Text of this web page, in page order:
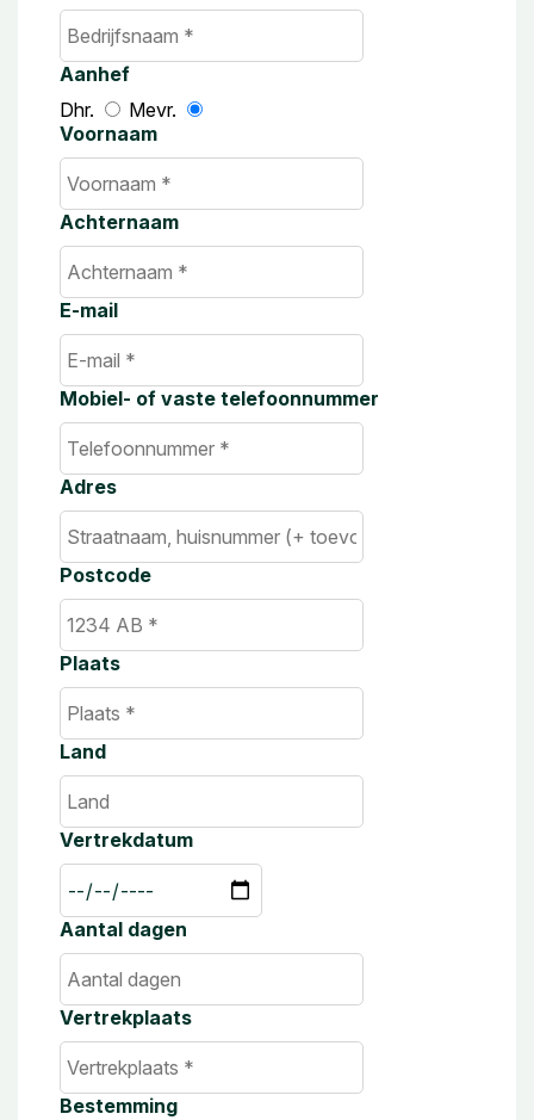
Aanhef
Dhr.
Mevr.
Voornaam
Achternaam
E-mail
Mobiel- of vaste telefoonnummer
Adres
Postcode
Plaats
Land
Vertrekdatum
Aantal dagen
Vertrekplaats
Bestemming